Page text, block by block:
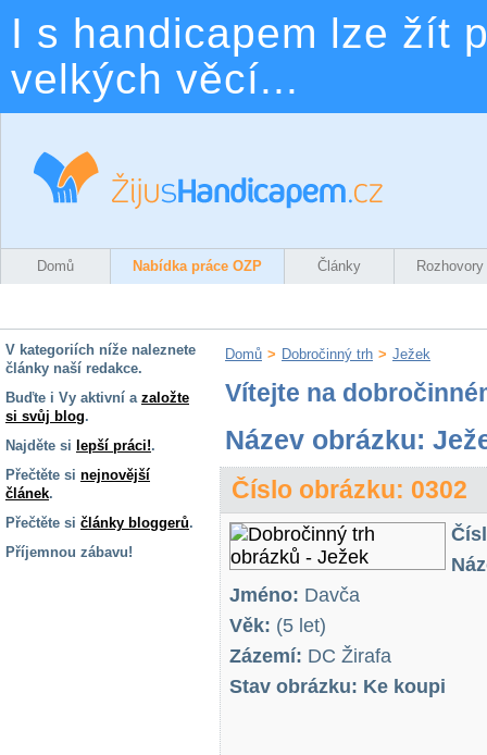
I s handicapem lze žít
velkých věcí...
Domů Nabídka práce OZP Články Rozhovory
V kategoriích níže naleznete
články naší redakce.
Buďte i Vy aktivní a založte
si svůj blog.
Najděte si lepší práci!.
Přečtěte si nejnovější
článek.
Přečtěte si články bloggerů.
Příjemnou zábavu!
Domů > Dobročinný trh > Ježek
Vítejte na
Název obrázku:
Číslo obrázku: 0302
Jméno: Davča
Věk: (5 let)
Zázemí: DC Žirafa
Stav obrázku: Ke koupi